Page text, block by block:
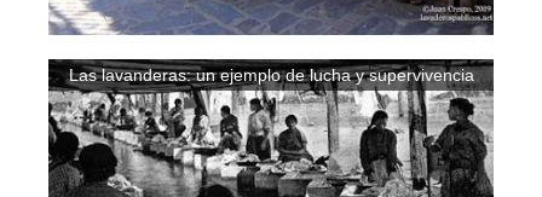
Las lavanderas: un ejemplo de lucha y supervivencia